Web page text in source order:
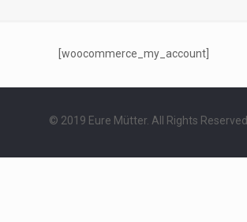
[woocommerce_my_account]
© 2019 Eure Mütter. All Rights Reserved.